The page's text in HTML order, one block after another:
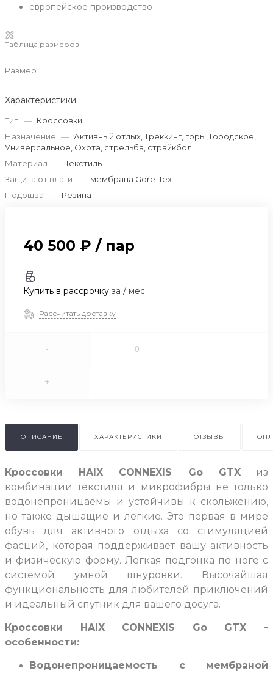
европейское производство
Таблица размеров
Размер
Характеристики
Тип — Кроссовки
Назначение — Активный отдых, Треккинг, горы, Городское,
Универсальное, Охота, стрельба, страйкбол
Материал — Текстиль
Защита от влаги — мембрана Gore-Tex
Подошва — Резина
40 500 ₽ / пар
Купить в рассрочку за / мес.
Рассчитать доставку
-
+
ОПИСАНИЕ ХАРАКТЕРИСТИКИ ОТЗЫВЫ
Кроссовки HAIX CONNEXIS Go GTXиз
комбинации текстиля и микрофибры не только
водонепроницаемы и устойчивы к скольжению,
но также дышащие и легкие. Это первая в мире
обувь для активного отдыха со стимуляцией
фасций, которая поддерживает вашу активность
и физическую форму. Легкая подгонка по ноге с
системой умной шнуровки. Высочайшая
функциональность для любителей приключений
и идеальный спутник для вашего досуга.
Кроссовки HAIX CONNEXIS Go GTX -
особенности:
Водонепроницаемость с мембраной